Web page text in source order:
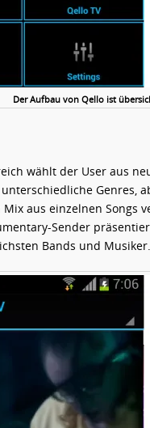
Der Aufbau von Qello ist
wählt der User aus
Genres,
aus einzelnen Songs
Sender
Bands und Musiker.